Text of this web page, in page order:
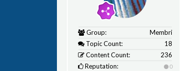
Group:
Membri
Topic Count:
18
Content Count:
236
Reputation:
0